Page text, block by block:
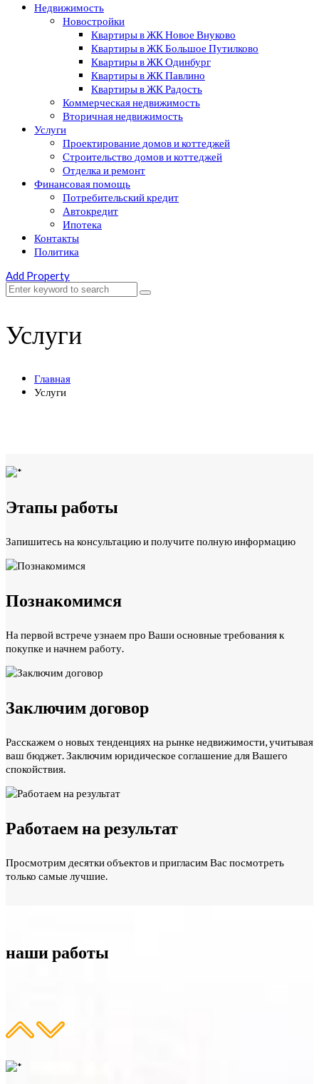
Недвижимость
Новостройки
Квартиры в ЖК Новое Внуково
Квартиры в ЖК Большое Путилково
Квартиры в ЖК Одинбург
Квартиры в ЖК Павлино
Квартиры в ЖК Радость
Коммерческая недвижимость
Вторичная недвижимость
Услуги
Проектирование домов и коттеджей
Строительство домов и коттеджей
Отделка и ремонт
Финансовая помощь
Потребительский кредит
Автокредит
Ипотека
Контакты
Политика
Add Property
Услуги
Главная
Услуги
Этапы работы
Запишитесь на консультацию и получите полную информацию
Познакомимся
На первой встрече узнаем про Ваши основные требования к
покупке и начнем работу.
Заключим договор
Расскажем о новых тенденциях на рынке недвижимости, учитывая
ваш бюджет. Заключим юридическое соглашение для Вашего
спокойствия.
Работаем на результат
Просмотрим десятки объектов и пригласим Вас посмотреть
только самые лучшие.
наши работы